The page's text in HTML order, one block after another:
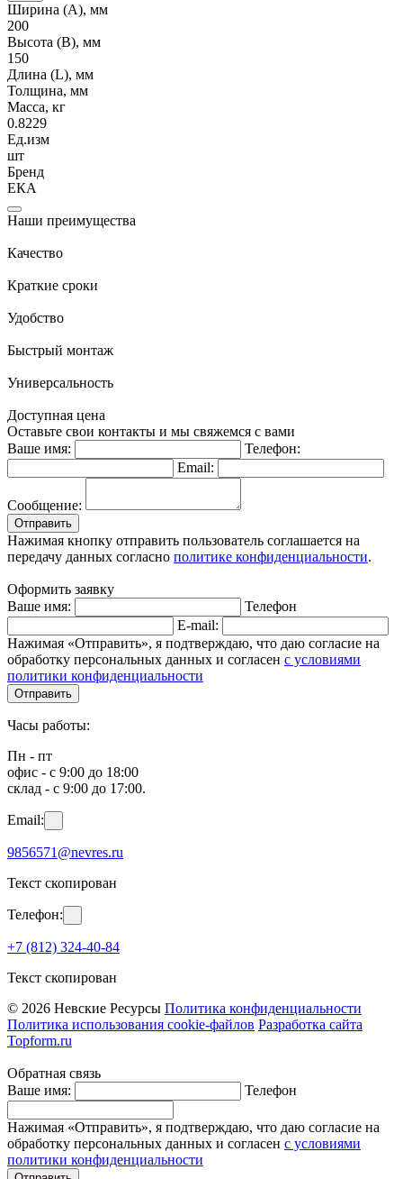
Ширина (А), мм
200
Высота (В), мм
150
Длина (L), мм
Толщина, мм
Масса, кг
0.8229
Ед.изм
шт
Бренд
ЕКА
Наши преимущества
Качество
Краткие сроки
Удобство
Быстрый монтаж
Универсальность
Доступная цена
Оставьте свои контакты и мы свяжемся с вами
Ваше имя:
Телефон:
Email:
Сообщение:
Отправить
Нажимая кнопку отправить пользователь соглашается на
передачу данных согласно политике конфиденциальности.
Оформить заявку
Ваше имя:
Телефон
E-mail:
Нажимая «Отправить», я подтверждаю, что даю согласие на
обработку персональных данных и согласен с условиями
политики конфиденциальности
Отправить
Часы работы:
Пн - пт
офис - с 9:00 до 18:00
склад - с 9:00 до 17:00.
Email:
9856571@nevres.ru
Текст скопирован
Телефон:
+7 (812) 324-40-84
Текст скопирован
© 2026 Невские Ресурсы Политика конфиденциальности
Политика использования cookie-файлов Разработка сайта
Topform.ru
Обратная связь
Ваше имя:
Телефон
Нажимая «Отправить», я подтверждаю, что даю согласие на
обработку персональных данных и согласен с условиями
политики конфиденциальности